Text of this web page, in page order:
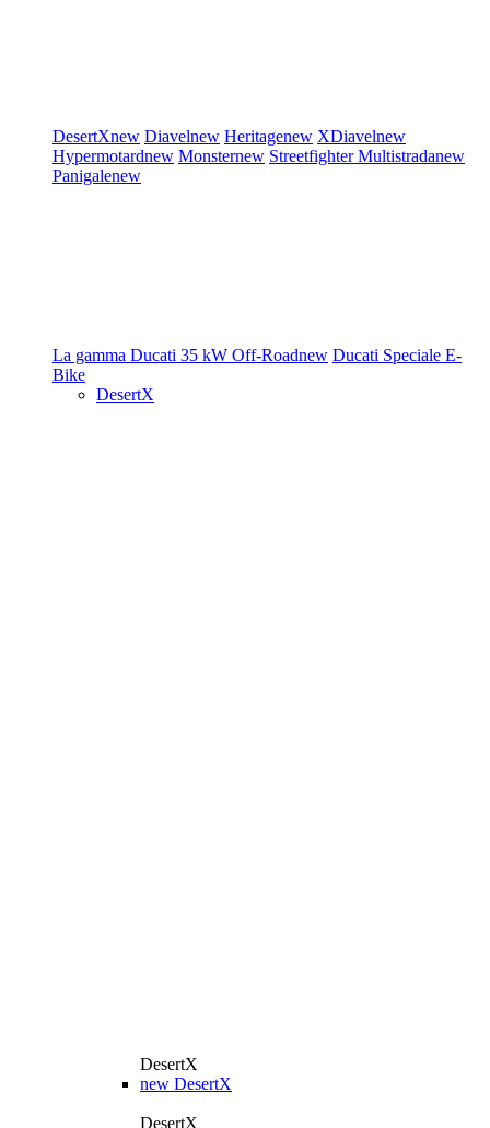
DesertXnew Diavelnew Heritagenew XDiavelnew
Hypermotardnew Monsternew StreetfighterMultistradanew
Panigalenew
La gamma Ducati 35 kW Off-Roadnew Ducati Speciale E-
Bike
DesertX
DesertX
new DesertX
DesertX